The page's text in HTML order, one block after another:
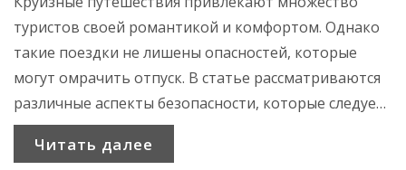
туристов своей романтикой и комфортом. Однако
такие поездки не лишены опасностей, которые
могут омрачить отпуск. В статье рассматриваются
различные аспекты безопасности, которые следует
учитывать перед отправлением в круиз: от
природных угроз до социального взаимодействия
Читать далее